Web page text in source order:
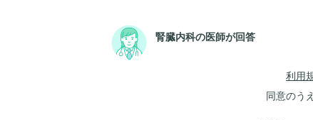
腎臓内科の医師が回答
利用
同意のう